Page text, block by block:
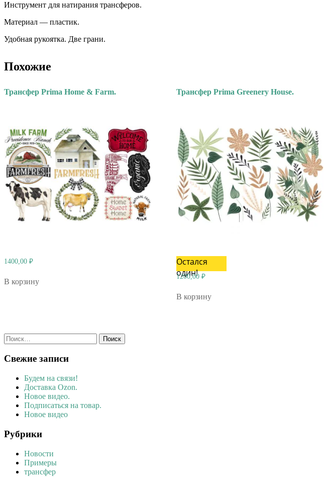
Инструмент для натирания трансферов.
Материал — пластик.
Удобная рукоятка. Две грани.
Похожие
Трансфер Prima Home & Farm.
1400,00 ₽
В корзину
Трансфер Prima Greenery House.
Остался
один!
1200,00₽
В корзину
Найти:
Свежие записи
Будем на связи!
Доставка Ozon.
Новое видео.
Подписаться на товар.
Новое видео
Рубрики
Новости
Примеры
трансфер